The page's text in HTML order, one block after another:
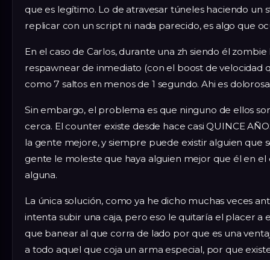
que es legítimo. Lo de atravesar túneles haciendo un
replicar con un script ni nada parecido, es algo que
En el caso de Carlos, durante una zh siendo él
respawnear de inmediato (con el boost de velocidad
como 7 saltos en menos de 1 segundo. Ahi es
Sin embargo, el problema es que ninguno de ellos
cerca. El counter existe desde hace casi QUINCE
la gente mejore, y siempre puede existir alguien que
gente le moleste que haya alguien mejor que él en
alguna.
La única solución, como ya he dicho muchas veces
intenta subir una caja, pero eso le quitaría el placer a
que banear al que corra de lado por que es una
a todo aquel que coja un arma especial, por que